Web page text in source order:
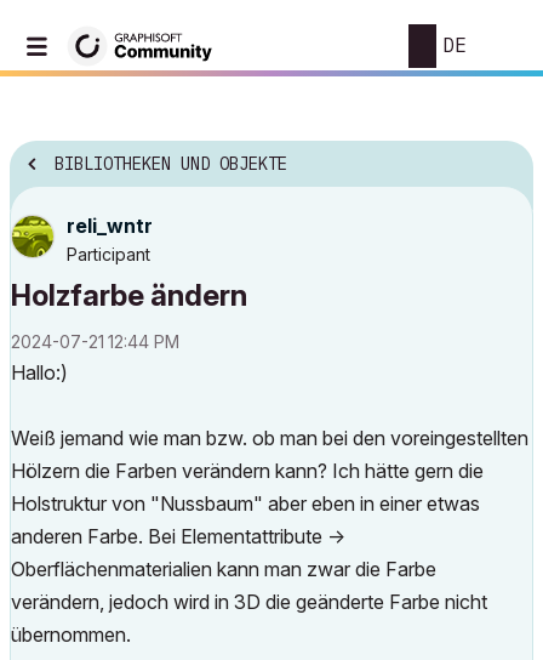
DE
BIBLIOTHEKEN UND OBJEKTE
reli_wntr
Participant
Holzfarbe ändern
‎2024-07-21 12:44 PM
Hallo:)
Weiß jemand wie man bzw. ob man bei den voreingestellten
Hölzern die Farben verändern kann? Ich hätte gern die
Holstruktur von "Nussbaum" aber eben in einer etwas
anderen Farbe. Bei Elementattribute ->
Oberflächenmaterialien kann man zwar die Farbe
verändern, jedoch wird in 3D die geänderte Farbe nicht
übernommen.